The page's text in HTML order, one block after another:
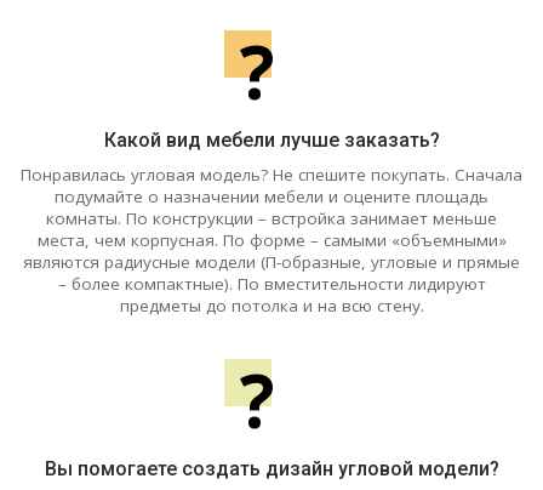
?
Какой вид мебели лучше заказать?
Понравилась угловая модель? Не спешите покупать. Сначала
подумайте о назначении мебели и оцените площадь
комнаты. По конструкции – встройка занимает меньше
места, чем корпусная. По форме – самыми «объемными»
являются радиусные модели (П-образные, угловые и прямые
– более компактные). По вместительности лидируют
предметы до потолка и на всю стену.
?
Вы помогаете создать дизайн угловой модели?